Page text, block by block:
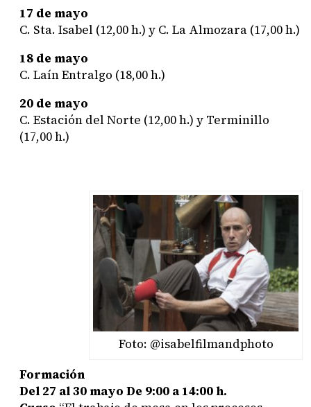
17 de mayo
C. Sta. Isabel (12,00 h.) y C. La Almozara (17,00 h.)
18 de mayo
C. Laín Entralgo (18,00 h.)
20 de mayo
C. Estación del Norte (12,00 h.) y Terminillo
(17,00 h.)
Foto: @isabelfilmandphoto
Formación
Del 27 al 30 mayo De 9:00 a 14:00 h.